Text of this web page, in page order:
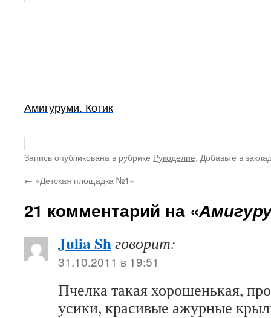
Амигуруми. Котик
Запись опубликована в рубрике Рукоделие. Добавьте в
← «Детская площадка №1»
21 комментарий на «
Julia Shговорит:
31.10.2011 в 19:51
Пчелка такая хорошенькая,
усики, красивые ажурные